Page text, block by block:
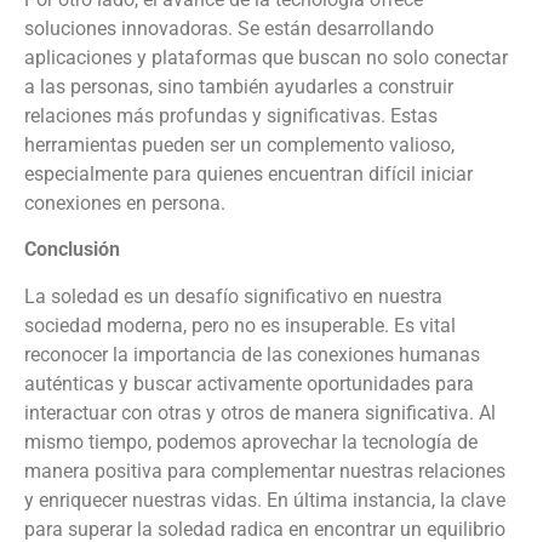
soluciones innovadoras. Se están desarrollando
aplicaciones y plataformas que buscan no solo conectar
a las personas, sino también ayudarles a construir
relaciones más profundas y significativas. Estas
herramientas pueden ser un complemento valioso,
especialmente para quienes encuentran difícil iniciar
conexiones en persona.
Conclusión
La soledad es un desafío significativo en nuestra
sociedad moderna, pero no es insuperable. Es vital
reconocer la importancia de las conexiones humanas
auténticas y buscar activamente oportunidades para
interactuar con otras y otros de manera significativa. Al
mismo tiempo, podemos aprovechar la tecnología de
manera positiva para complementar nuestras relaciones
y enriquecer nuestras vidas. En última instancia, la clave
para superar la soledad radica en encontrar un equilibrio